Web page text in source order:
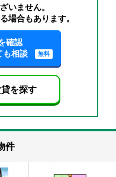
いません。
場合もあります。
確認
も相談
無料
を探す
件